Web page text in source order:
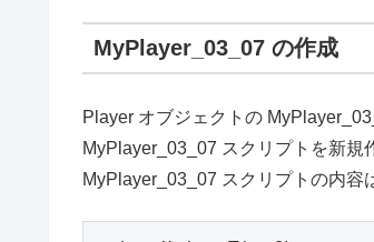
MyPlayer_03_07 の作成
Player オブジェクトの
MyPlayer_03_07 スクリプトを新規
MyPlayer_03_07 スクリプトの内容